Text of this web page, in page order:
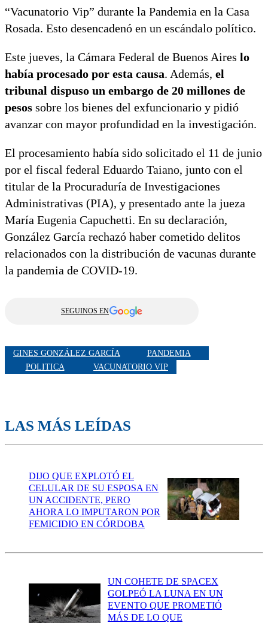
“Vacunatorio Vip” durante la Pandemia en la Casa
Rosada. Esto desencadenó en un escándalo político.
Este jueves, la Cámara Federal de Buenos Aires lo
había procesado por esta causa. Además, el
tribunal dispuso un embargo de 20 millones de
pesos sobre los bienes del exfuncionario y pidió
avanzar con mayor profundidad en la investigación.
El procesamiento había sido solicitado el 11 de junio
por el fiscal federal Eduardo Taiano, junto con el
titular de la Procuraduría de Investigaciones
Administrativas (PIA), y presentado ante la jueza
María Eugenia Capuchetti. En su declaración,
González García rechazó haber cometido delitos
relacionados con la distribución de vacunas durante
la pandemia de COVID-19.
SEGUINOS EN
GINES GONZÁLEZ GARCÍA
PANDEMIA
POLITICA
VACUNATORIO VIP
LAS MÁS LEÍDAS
DIJO QUE EXPLOTÓ EL
CELULAR DE SU ESPOSA EN
UN ACCIDENTE, PERO
AHORA LO IMPUTARON POR
FEMICIDIO EN CÓRDOBA
UN COHETE DE SPACEX
GOLPEÓ LA LUNA EN UN
EVENTO QUE PROMETIÓ
MÁS DE LO QUE